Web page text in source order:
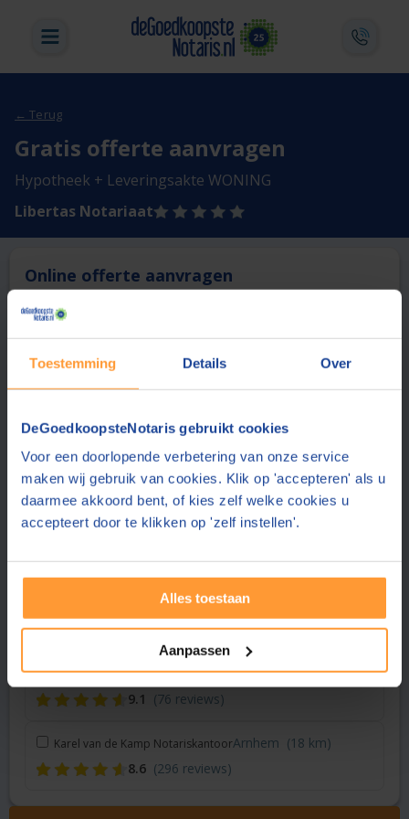
Toestemming Details Over
DeGoedkoopsteNotaris gebruikt cookies
Voor een doorlopende verbetering van onze service
maken wij gebruik van cookies. Klik op 'accepteren' als u
daarmee akkoord bent, of kies zelf welke cookies u
accepteert door te klikken op 'zelf instellen'.
Alles toestaan
Aanpassen
← Terug
Gratis offerte aanvragen
Hypotheek + Leveringsakte WONING
Libertas Notariaat
Online offerte aanvragen
Deze notaris biedt momenteel niet de mogelijkheid online
1 Vergelijk en bespaar
Vraag een offerte aan bij een andere notaris in de buurt
Smit & Moormann NotariaatWageningen (< 1 km)
8.6
(34 reviews)
Masmeijer Notariaat Bennekom
8.6 (62 reviews)
Arnhem (17 km)
8.9 (202 reviews)
Notariskantoor van HövellWijchen (18 km)
9.1 (76 reviews)
Karel van de Kamp NotariskantoorArnhem (18 km)
8.6 (296 reviews)